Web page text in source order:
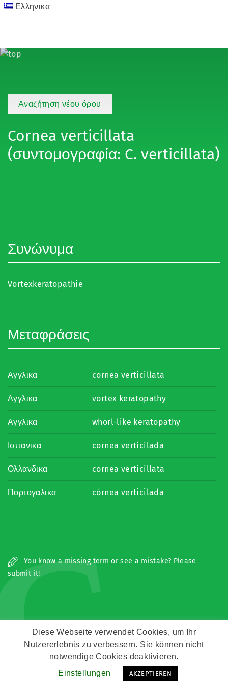
Ελληνικα
Αναζήτηση νέου όρου
Cornea verticillata
(συντομογραφία: C. verticillata)
Συνώνυμα
Vortexkeratopathie
Μεταφράσεις
Αγγλικα cornea verticillata
Αγγλικα vortex keratopathy
Αγγλικα whorl-like keratopathy
Ισπανικα cornea verticilada
Ολλανδικα cornea verticillata
Πορτογαλικα córnea verticilada
You know a missing term or see a mistake? Please
submit it!
Copyright © Zeitz Franko Zeitz
Kontakt Impressum Datenschutz
Diese Webseite verwendet Cookies, um Ihr
Nutzererlebnis zu verbessern. Sie können nicht
notwendige Cookies deaktivieren.
Einstellungen
AKZEPTIEREN